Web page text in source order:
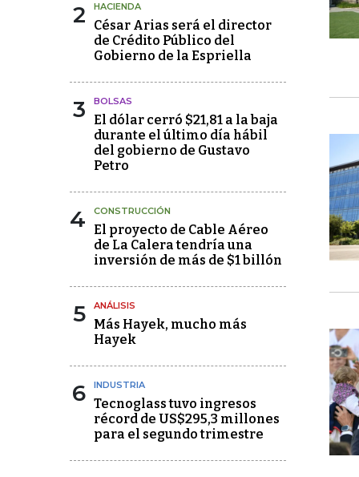
2 HACIENDA
César Arias será el director
de Crédito Público del
Gobierno de la Espriella
3 BOLSAS
El dólar cerró $21,81 a la baja
durante el último día hábil
del gobierno de Gustavo
Petro
4 CONSTRUCCIÓN
El proyecto de Cable Aéreo
de La Calera tendría una
inversión de más de $1 billón
5 ANÁLISIS
Más Hayek, mucho más
Hayek
6 INDUSTRIA
Tecnoglass tuvo ingresos
récord de US$295,3 millones
para el segundo trimestre